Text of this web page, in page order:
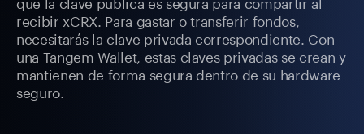
recibir xCRX. Para gastar o transferir fondos,
necesitarás la clave privada correspondiente. Con
una Tangem Wallet, estas claves privadas se crean y
mantienen de forma segura dentro de su hardware
seguro.